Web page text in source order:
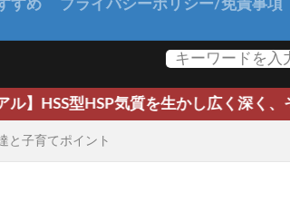
すめ プライバシーポリシー/免責事項
質を生かし広く深く、そして共感して
と子育てポイント